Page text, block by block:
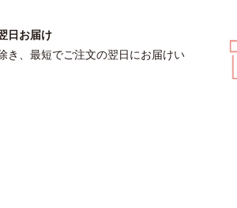
日お届け
き、最短でご注文の翌日にお届けい